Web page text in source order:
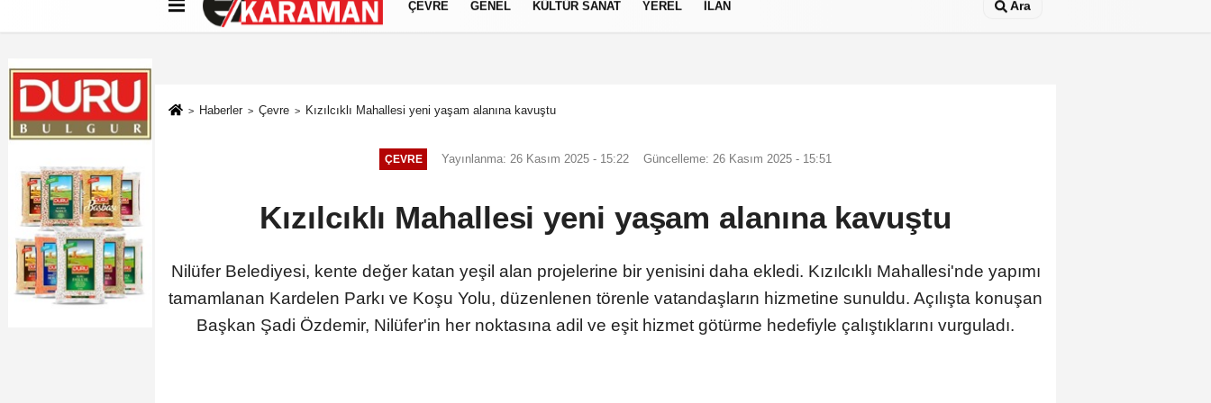
Künye İletişim Çerez Politikası Gizlilik İlkeleri
ÇEVRE GENEL KÜLTÜR SANAT YEREL İLAN Ara
Haberler Çevre Kızılcıklı Mahallesi yeni yaşam alanına kavuştu
ÇEVRE Yayınlanma: 26 Kasım 2025 - 15:22 Güncelleme: 26 Kasım 2025 - 15:51
Kızılcıklı Mahallesi yeni yaşam alanına kavuştu
Nilüfer Belediyesi, kente değer katan yeşil alan projelerine bir yenisini daha ekledi. Kızılcıklı Mahallesi'nde yapımı
tamamlanan Kardelen Parkı ve Koşu Yolu, düzenlenen törenle vatandaşların hizmetine sunuldu. Açılışta konuşan
Başkan Şadi Özdemir, Nilüfer'in her noktasına adil ve eşit hizmet götürme hedefiyle çalıştıklarını vurguladı.